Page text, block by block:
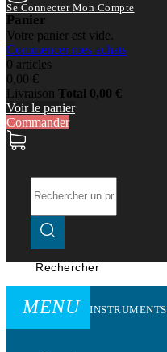
Se Connecter Mon Compte
Panier
Votre panier est vide.
Commencer mes achats
0 articles
0,00 €
Livraison Total 0,00 €
Voir le panier
Commander
Rechercher
MENU INSTRUMENTS